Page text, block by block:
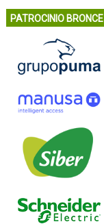
PATROCINIO BRONCE